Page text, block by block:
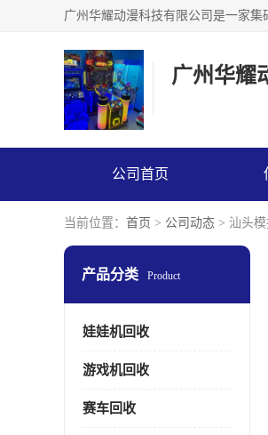
广州华耀
公司首页
当前位置： 首页 > 公司动态 > 汕头
产品分类 Product
娃娃机回收
游戏机回收
赛车回收